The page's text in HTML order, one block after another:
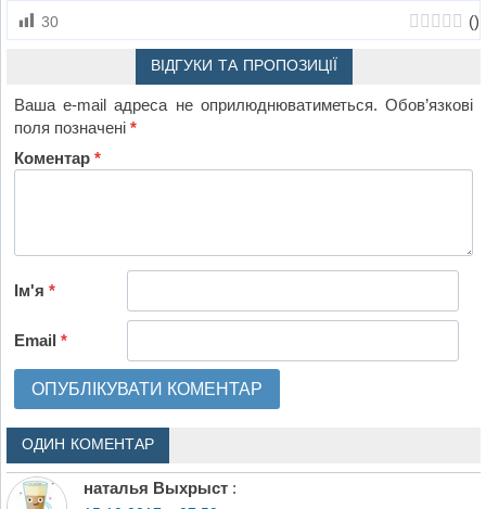
30 ()
ВІДГУКИ ТА ПРОПОЗИЦІЇ
Ваша e-mail адреса не оприлюднюватиметься. Обов’язкові
поля позначені*
Коментар*
Ім'я*
Email*
ОДИН КОМЕНТАР
наталья Выхрыст :